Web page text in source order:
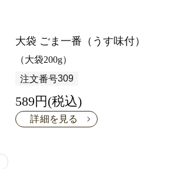
大袋 ごま一番（うす味付）
（大袋200g）
注文番号309
589円(税込)
詳細を見る